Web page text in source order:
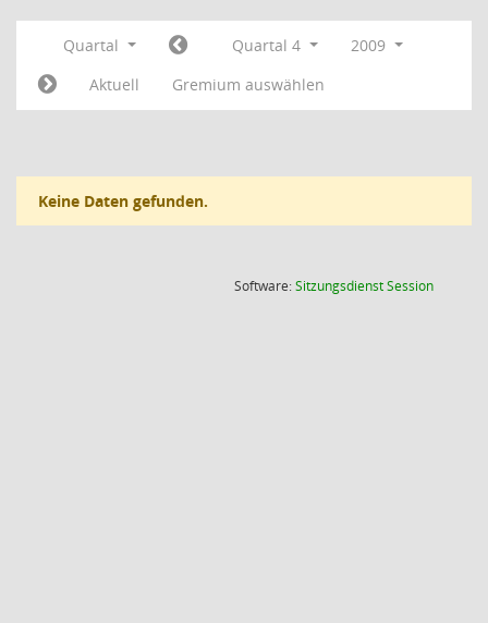
Quartal Quartal 4
2009
Aktuell
Gremium auswählen
Keine Daten gefunden.
Software:SitzungsdienstSession(Wird in